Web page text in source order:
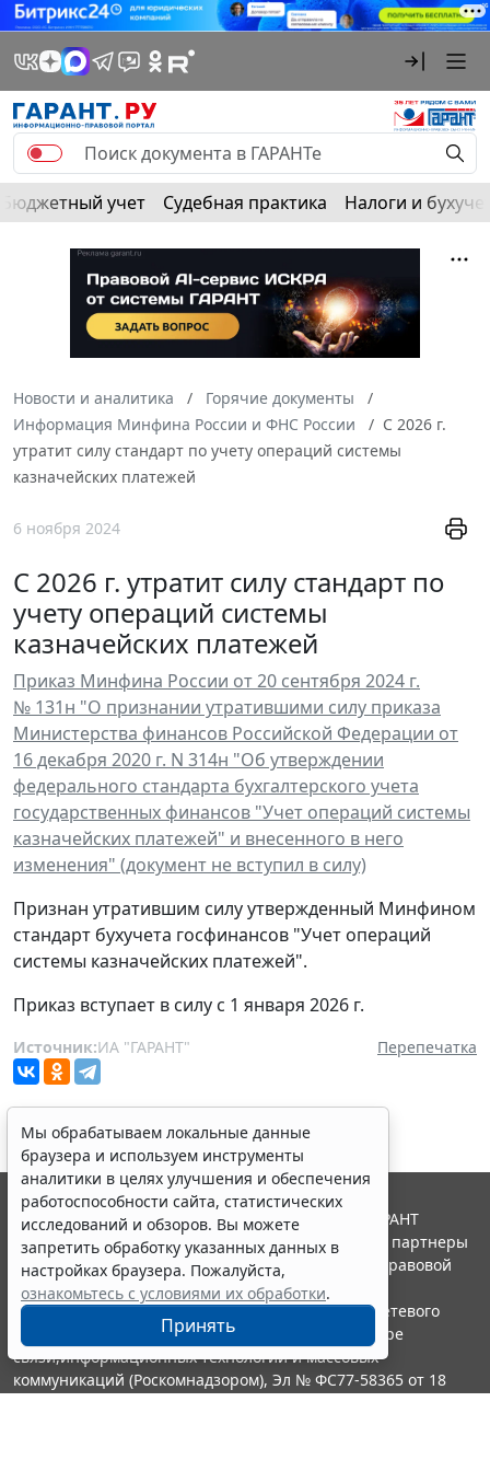
Бюджетный учет Судебная практика Налоги и
Новости и аналитика
Горячие документы
Информация Минфина России и ФНС России
С 2026 г.
утратит силу стандарт по учету операций системы
казначейских платежей
6 ноября 2024
С 2026 г. утратит силу стандарт по
учету операций системы
казначейских платежей
Приказ Минфина России от 20 сентября 2024 г.
№ 131н "О признании утратившими силу приказа
Министерства финансов Российской Федерации от
16 декабря 2020 г. N 314н "Об утверждении
федерального стандарта бухгалтерского учета
государственных финансов "Учет операций системы
казначейских платежей" и внесенного в него
изменения" (документ не вступил в силу)
Признан утратившим силу утвержденный Минфином
стандарт бухучета госфинансов "Учет операций
системы казначейских платежей".
Приказ вступает в силу с 1 января 2026 г.
Источник:ИА "ГАРАНТ" Перепечатка
Мы обрабатываем локальные данные
браузера и используем инструменты
аналитики в целях улучшения и обеспечения
работоспособности сайта, статистических
исследований и обзоров. Вы можете
запретить обработку указанных данных в
настройках браузера. Пожалуйста,
ознакомьтесь с условиями их обработки.
Принять
© ООО "НПП "ГАРАНТ-СЕРВИС", 2026. Система ГАРАНТ
выпускается с 1990 года. Компания "Гарант" и ее партнеры
являются участниками Российской ассоциации правовой
информации ГАРАНТ.
Портал ГАРАНТ.РУ зарегистрирован в качестве сетевого
издания Федеральной службой по надзору в сфере
связи,информационных технологий и массовых
коммуникаций (Роскомнадзором), Эл № ФС77-58365 от 18